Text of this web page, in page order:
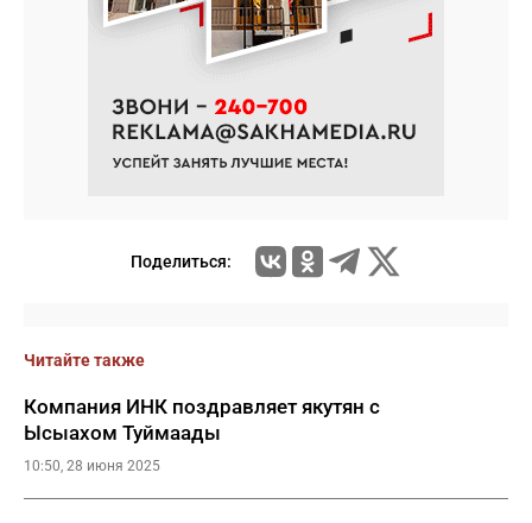
Поделиться:
Читайте также
Компания ИНК поздравляет якутян с
Ысыахом Туймаады
10:50, 28 июня 2025